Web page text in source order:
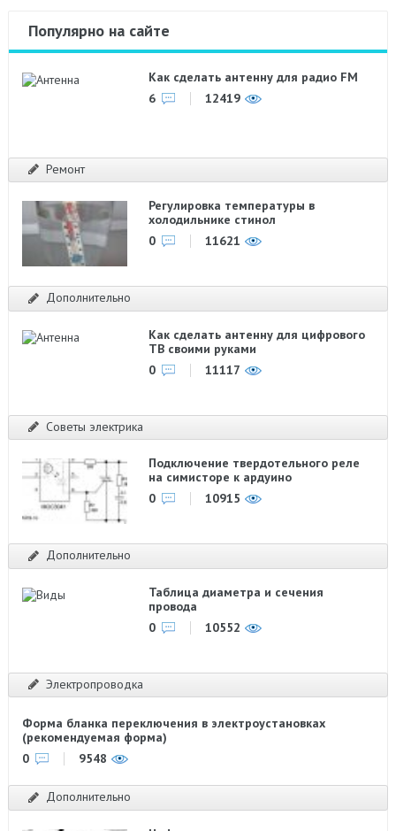
Популярно на сайте
Как сделать антенну для радио FM
6
12419
Ремонт
Регулировка температуры в
холодильнике стинол
0
11621
Дополнительно
Как сделать антенну для цифрового
ТВ своими руками
0
11117
Советы электрика
Подключение твердотельного реле
на симисторе к ардуино
0
10915
Дополнительно
Таблица диаметра и сечения
провода
0
10552
Электропроводка
Форма бланка переключения в электроустановках
(рекомендуемая форма)
0
9548
Дополнительно